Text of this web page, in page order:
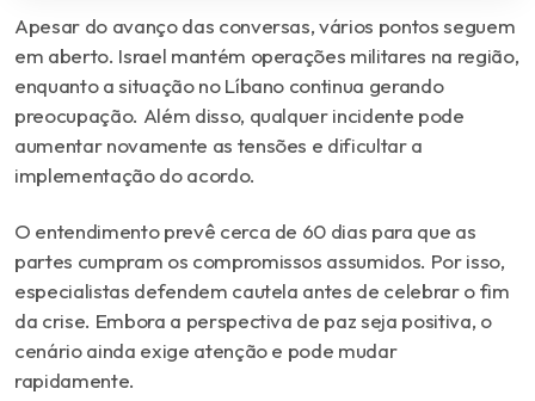
Apesar do avanço das conversas, vários pontos seguem
em aberto. Israel mantém operações militares na região,
enquanto a situação no Líbano continua gerando
preocupação. Além disso, qualquer incidente pode
aumentar novamente as tensões e dificultar a
implementação do acordo.
O entendimento prevê cerca de 60 dias para que as
partes cumpram os compromissos assumidos. Por isso,
especialistas defendem cautela antes de celebrar o fim
da crise. Embora a perspectiva de paz seja positiva, o
cenário ainda exige atenção e pode mudar
rapidamente.